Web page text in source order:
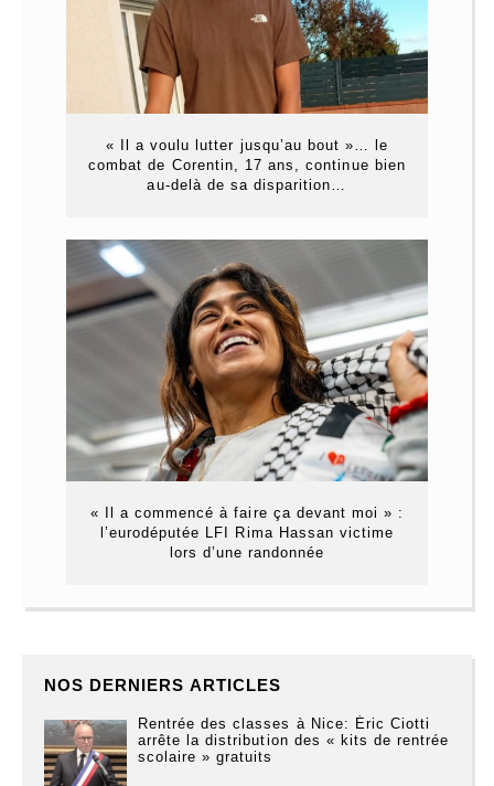
« Il a voulu lutter jusqu’au bout »… le
combat de Corentin, 17 ans, continue bien
au-delà de sa disparition…
« Il a commencé à faire ça devant moi » :
l’eurodéputée LFI Rima Hassan victime
lors d’une randonnée
NOS DERNIERS ARTICLES
Rentrée des classes à Nice: Éric Ciotti
arrête la distribution des « kits de rentrée
scolaire » gratuits